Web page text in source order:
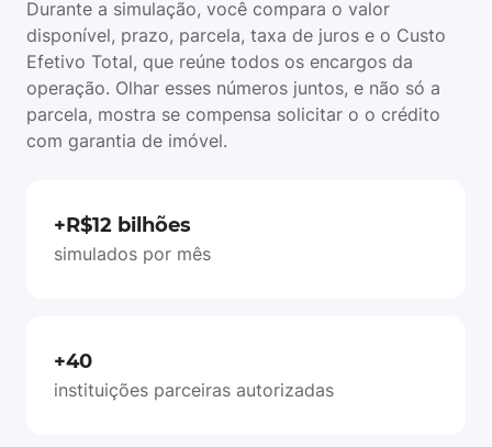
Durante a simulação, você compara o valor
disponível, prazo, parcela, taxa de juros e o Custo
Efetivo Total, que reúne todos os encargos da
operação. Olhar esses números juntos, e não só a
parcela, mostra se compensa solicitar o o crédito
com garantia de imóvel.
+R$12 bilhões
simulados por mês
+40
instituições parceiras autorizadas